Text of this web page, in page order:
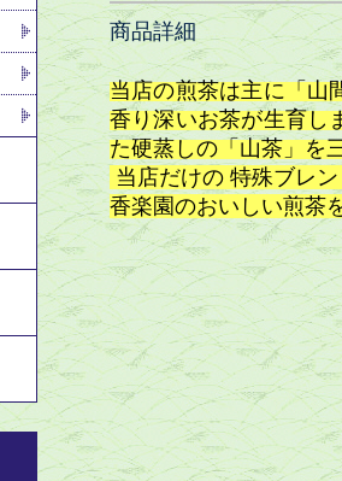
商品詳細
当店の煎茶は主に「
香り深いお茶が生育
た硬蒸しの「山茶」を
当店だけの 特殊ブ
香楽園のおいしい煎茶